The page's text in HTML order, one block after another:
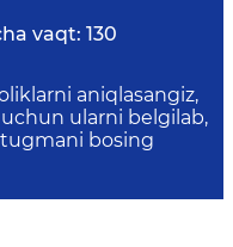
vaqt: 130
aniqlasangiz,
ularni belgilab,
tugmani bosing